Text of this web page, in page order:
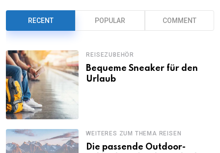
RECENT POPULAR COMMENT
REISEZUBEHÖR
Bequeme Sneaker für den
Urlaub
WEITERES ZUM THEMA REISEN
Die passende Outdoor-